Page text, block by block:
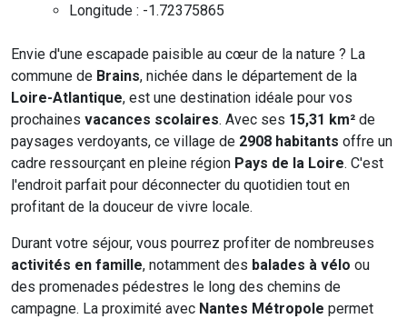
Longitude : -1.72375865
Envie d'une escapade paisible au cœur de la nature ? La
commune de Brains, nichée dans le département de la
Loire-Atlantique, est une destination idéale pour vos
prochaines vacances scolaires. Avec ses 15,31 km² de
paysages verdoyants, ce village de 2908 habitants offre un
cadre ressourçant en pleine région Pays de la Loire. C'est
l'endroit parfait pour déconnecter du quotidien tout en
profitant de la douceur de vivre locale.
Durant votre séjour, vous pourrez profiter de nombreuses
activités en famille, notamment des balades à vélo ou
des promenades pédestres le long des chemins de
campagne. La proximité avec Nantes Métropole permet